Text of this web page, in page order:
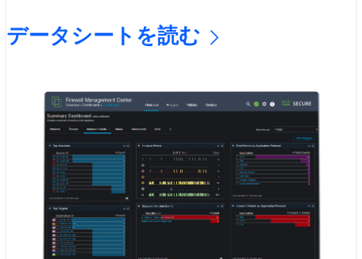
可能になります。
して、または任意の仮想環境からフ
ァイアウォールを包括的に管理でき
ます。パブリック クラウド インフ
ラストラクチャに同じマネージャを
柔軟に展開することも、シスコのク
ラウドベースのソリューションでさ
データシートを読む